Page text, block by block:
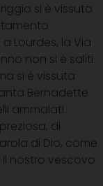
si è vissuto
Lourdes, la Via
non si è saliti
si è vissuta
Bernadette
ammalati.
di
di Dio, come
nostro vescovo